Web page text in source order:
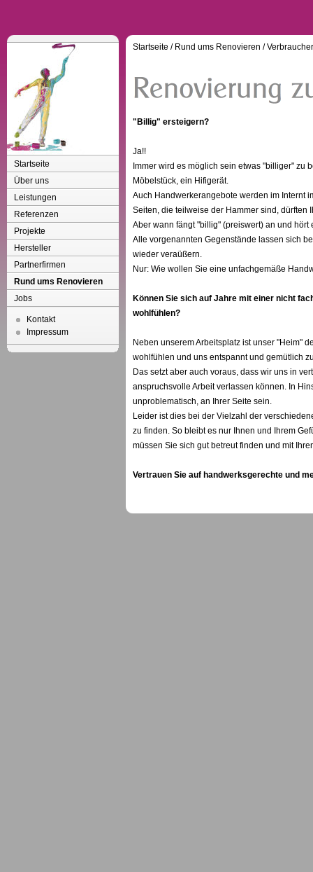
Startseite
Über uns
Leistungen
Referenzen
Projekte
Hersteller
Partnerfirmen
Rund ums Renovieren
Jobs
Kontakt
Impressum
Startseite / Rund ums Renovieren /
"Billig" ersteigern?
Ja!!
Immer wird es möglich sein etwas "billiger" zu
Möbelstück, ein Hifigerät.
Auch Handwerkerangebote werden im Internt
Seiten, die teilweise der Hammer sind, dürften
Aber wann fängt "billig" (preiswert) an und hört
Alle vorgenannten Gegenstände lassen sich
wieder veraüßern.
Nur: Wie wollen Sie eine unfachgemäße
Können Sie sich auf Jahre mit einer nicht
wohlfühlen?
Neben unserem Arbeitsplatz ist unser "Heim"
wohlfühlen und uns entspannt und gemütlich
Das setzt aber auch voraus, dass wir uns in
anspruchsvolle Arbeit verlassen können. In
unproblematisch, an Ihrer Seite sein.
Leider ist dies bei der Vielzahl der
zu finden. So bleibt es nur Ihnen und Ihrem
müssen Sie sich gut betreut finden und mit
Vertrauen Sie auf handwerksgerechte und